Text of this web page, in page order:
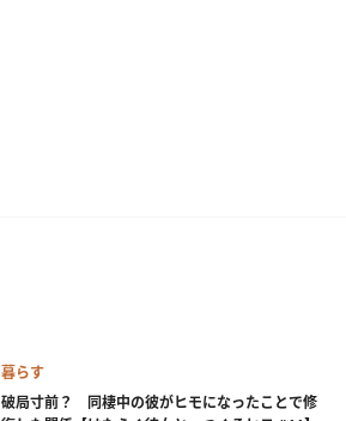
暮らす
破局寸前？ 同棲中の彼がヒモになったことで修